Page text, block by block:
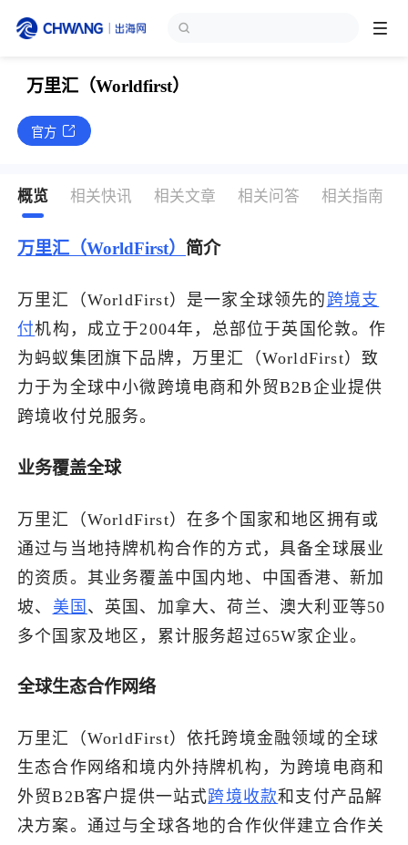
跨境展会
出海服务
出海资讯
出海导航
出海交流群
万里汇（Worldfirst）
官方
概览 相关快讯 相关文章 相关问答 相关指南
万里汇（WorldFirst） 简介
万里汇（WorldFirst）是一家全球领先的跨境支
付机构，成立于2004年，总部位于英国伦敦。作
为蚂蚁集团旗下品牌，万里汇（WorldFirst）致
力于为全球中小微跨境电商和外贸B2B企业提供
跨境收付兑服务。
业务覆盖全球
万里汇（WorldFirst）在多个国家和地区拥有或
通过与当地持牌机构合作的方式，具备全球展业
的资质。其业务覆盖中国内地、中国香港、新加
坡、 美国 、英国、加拿大、荷兰、澳大利亚等50
多个国家及地区，累计服务超过65W家企业。
全球生态合作网络
万里汇（WorldFirst）依托跨境金融领域的全球
生态合作网络和境内外持牌机构，为跨境电商和
外贸B2B客户提供一站式跨境收款和支付产品解
决方案。通过与全球各地的合作伙伴建立合作关